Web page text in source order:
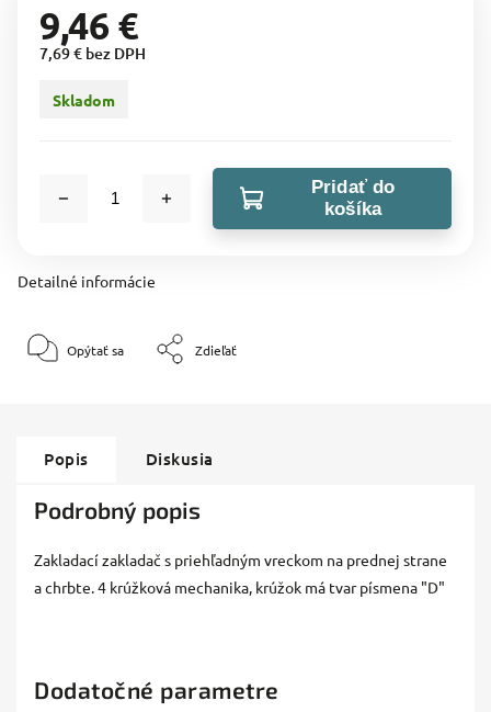
9,46 €
7,69 € bez DPH
Skladom
Pridať do
košíka
Detailné informácie
Opýtať sa Zdieľať
Popis Diskusia
Podrobný popis
Zakladací zakladač s priehľadným vreckom na prednej strane
a chrbte. 4 krúžková mechanika, krúžok má tvar písmena "D"
Dodatočné parametre